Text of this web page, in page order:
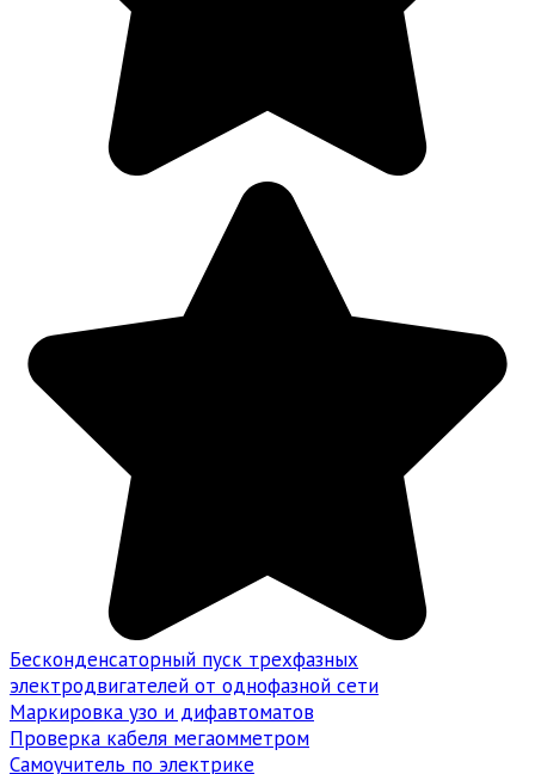
Бесконденсаторный пуск трехфазных
электродвигателей от однофазной сети
Маркировка узо и дифавтоматов
Проверка кабеля мегаомметром
Самоучитель по электрике